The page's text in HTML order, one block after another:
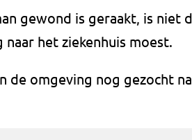
gewond is geraakt, is niet
het ziekenhuis moest.
de omgeving nog gezocht